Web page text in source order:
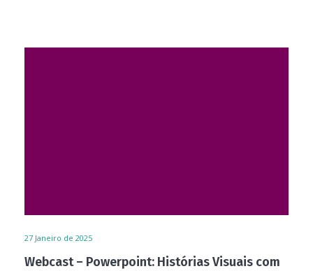
27 Janeiro de 2025
Webcast – Powerpoint: Histórias Visuais com